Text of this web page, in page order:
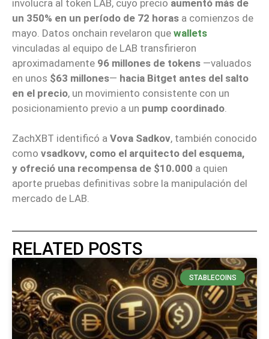
involucra al token LAB, cuyo precio aumentó más de
un 350% en un período de 72 horas a comienzos de
mayo. Datos onchain revelaron que wallets
vinculadas al equipo de LAB transfirieron
aproximadamente 96 millones de tokens —valuados
en unos $63 millones— hacia Bitget antes del salto
en el precio, un movimiento consistente con un
posicionamiento previo a un pump coordinado
ZachXBT identificó a Vova Sadkov, también conocido
como vsadkovv, como el arquitecto del esquema,
y ofreció una recompensa de $10.000 a quien
aporte pruebas definitivas sobre la manipulación del
mercado de LAB.
RELATED POSTS
STABLECOINS